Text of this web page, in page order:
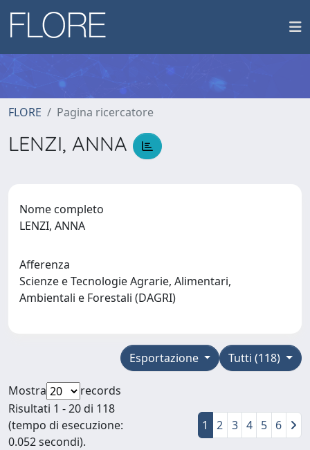
FLORE Pagina ricercatore
LENZI, ANNA
Nome completo
LENZI, ANNA
Afferenza
Scienze e Tecnologie Agrarie, Alimentari,
Ambientali e Forestali (DAGRI)
Tutti (118)
Esportazione
Mostra
records
Risultati 1 - 20 di 118
(tempo di esecuzione:
0.052 secondi).
1 2 3 4 5 6